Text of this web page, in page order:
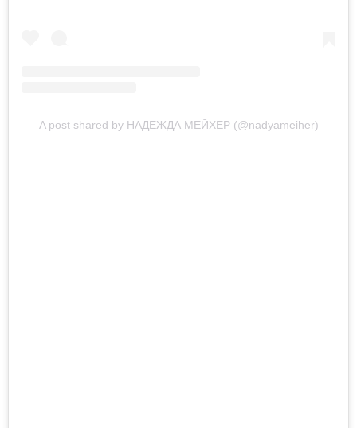
A post shared by НАДЕЖДА МЕЙХЕР (@nadyameiher)